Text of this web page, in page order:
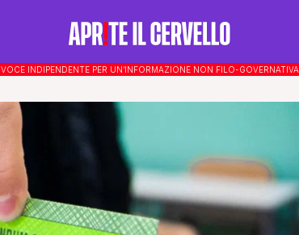
VOCE INDIPENDENTE PER UN’INFORMAZIONE NON FILO-GOVERNATIVA